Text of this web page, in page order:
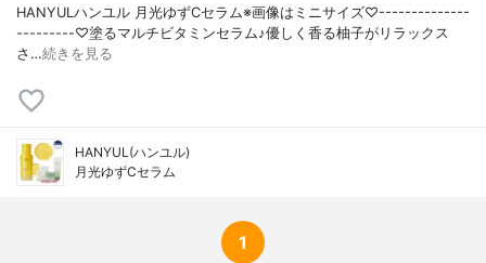
HANYULハンユル 月光ゆずCセラム※画像はミニサイズ♡--------------
---------♡塗るマルチビタミンセラム♪優しく香る柚子がリラックス
さ…続きを見る
HANYUL(ハンユル)
月光ゆずCセラム
1